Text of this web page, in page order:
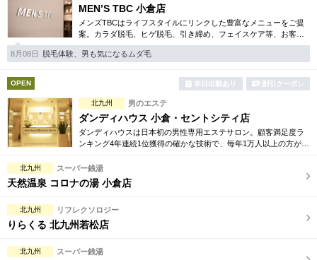
ペアルームあり
フットバスあり 岩盤浴あり
日本人スタッフのみ
スタッフ指名可 Ｗセラピスト
こだわり条件を変更
MEN’S TBC 小倉店
メンズTBCはライフスタイルにリンクした豊富なメニューをご提
案。カラダ脱毛、ヒゲ脱毛、引き締め、フェイスケア等、お客様
のニーズにマッチした施術で日常に寄り添います。まずはお得な
体験コースをチェック。
8月08日 脱毛体験、男も気になるムダ毛
OPEN 本日出勤あり 割引クーポン
北九州 男のエステ
ダンディハウス 小倉・セントシティ店
ダンディハウスは日本初の男性専用エステサロン。顧客満足度ラ
ンキング4年連続1位獲得の確かな技術で、毎年1万人以上の方が効
メニューも多数ご用意。
北九州 スーパー銭湯
天然温泉 コロナの湯 小倉店
北九州 リフレクソロジー
りらくる 北九州若松店
北九州 スーパー銭湯